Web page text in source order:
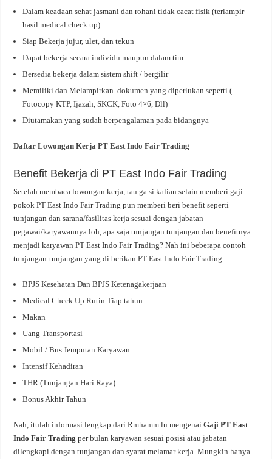
Dalam keadaan sehat jasmani dan rohani tidak cacat fisik (terlampir
hasil medical check up)
Siap Bekerja jujur, ulet, dan tekun
Dapat bekerja secara individu maupun dalam tim
Bersedia bekerja dalam sistem shift / bergilir
Memiliki dan Melampirkan dokumen yang diperlukan seperti (
Fotocopy KTP, Ijazah, SKCK, Foto 4×6, Dll)
Diutamakan yang sudah berpengalaman pada bidangnya
Daftar Lowongan Kerja PT East Indo Fair Trading
Benefit Bekerja di PT East Indo Fair Trading
Setelah membaca lowongan kerja, tau ga si kalian selain memberi gaji
pokok PT East Indo Fair Trading pun memberi beri benefit seperti
tunjangan dan sarana/fasilitas kerja sesuai dengan jabatan
pegawai/karyawannya loh, apa saja tunjangan tunjangan dan benefitnya
menjadi karyawan PT East Indo Fair Trading? Nah ini beberapa contoh
tunjangan-tunjangan yang di berikan PT East Indo Fair Trading:
BPJS Kesehatan Dan BPJS Ketenagakerjaan
Medical Check Up Rutin Tiap tahun
Makan
Uang Transportasi
Mobil / Bus Jemputan Karyawan
Intensif Kehadiran
THR (Tunjangan Hari Raya)
Bonus Akhir Tahun
Nah, itulah informasi lengkap dari Rmhamm.lu mengenaiGaji PT East
Indo Fair Tradingper bulan karyawan sesuai posisi atau jabatan
dilengkapi dengan tunjangan dan syarat melamar kerja. Mungkin hanya